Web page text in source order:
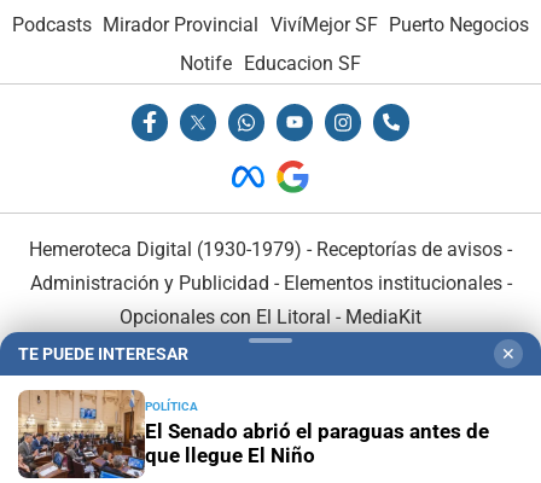
Podcasts Mirador Provincial VivíMejor SF Puerto Negocios
Notife Educacion SF
Hemeroteca Digital (1930-1979) - Receptorías de avisos -
Administración y Publicidad - Elementos institucionales-
Opcionales con El Litoral - MediaKit
TE PUEDE INTERESAR ✕
POLÍTICA
El Senado abrió el paraguas antes de
que llegue El Niño